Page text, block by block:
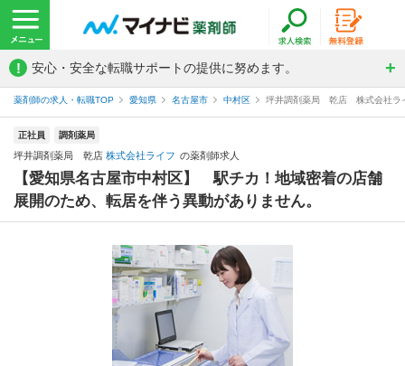
! 安心・安全な転職サポートの提供に努めます。
薬剤師の求人・転職TOP 愛知県 名古屋市 中村区 坪井調剤薬局 乾店 株式会社ラ
正社員 調剤薬局
坪井調剤薬局 乾店 株式会社ライフ の薬剤師求人
【愛知県名古屋市中村区】 駅チカ！地域密着の店舗
展開のため、転居を伴う異動がありません。